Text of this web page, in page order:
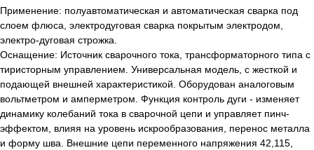
Применение: полуавтоматическая и автоматическая сварка под
слоем флюса, электродуговая сварка покрытым электродом,
электро-дуговая строжка.
Оснащение: Источник сварочного тока, трансформаторного типа с
тиристорным управлением. Универсальная модель, с жесткой и
подающей внешней характеристикой. Оборудован аналоговым
вольтметром и амперметром. Функция контроль дуги - изменяет
динамику колебаний тока в сварочной цепи и управляет пинч-
эффектом, влияя на уровень искрообразования, перенос металла
и форму шва. Внешние цепи переменного напряжения 42,115,